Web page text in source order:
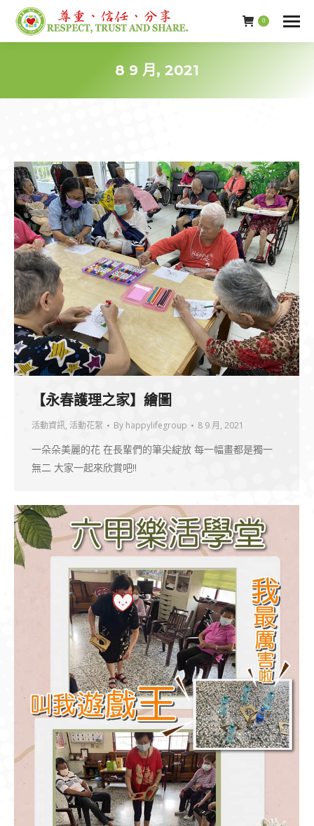
0
8 9 月, 2021
【永春護理之家】繪圖
活動資訊, 活動花絮 By happylifegroup 8 9 月, 2021
一朵朵美麗的花 在長輩們的筆尖綻放 每一幅畫都是獨一
無二 大家一起來欣賞吧!!